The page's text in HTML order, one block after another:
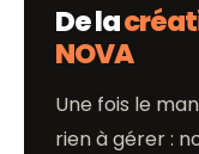
De la
NOVA
Une fois le
rien à gérer :